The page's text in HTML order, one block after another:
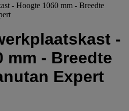
- Hoogte 1060 mm - Breedte
-
mm - Breedte
Expert